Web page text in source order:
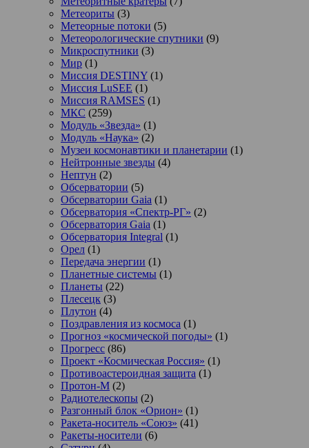
Метеориты (3)
Метеорные потоки (5)
Метеорологические спутники (9)
Микроспутники (3)
Мир (1)
Миссия DESTINY (1)
Миссия LuSEE (1)
Миссия RAMSES (1)
МКС (259)
Модуль «Звезда» (1)
Модуль «Наука» (2)
Музеи космонавтики и планетарии (1)
Нейтронные звезды (4)
Нептун (2)
Обсерватории (5)
Обсерватории Gaia (1)
Обсерватория «Спектр-РГ» (2)
Обсерватория Gaia (1)
Обсерватория Integral (1)
Орел (1)
Передача энергии (1)
Планетные системы (1)
Планеты (22)
Плесецк (3)
Плутон (4)
Поздравления из космоса (1)
Прогноз «космической погоды» (1)
Прогресс (86)
Проект «Космическая Россия» (1)
Противоастероидная защита (1)
Протон-М (2)
Радиотелескопы (2)
Разгонный блок «Орион» (1)
Ракета-носитель «Союз» (41)
Ракеты-носители (6)